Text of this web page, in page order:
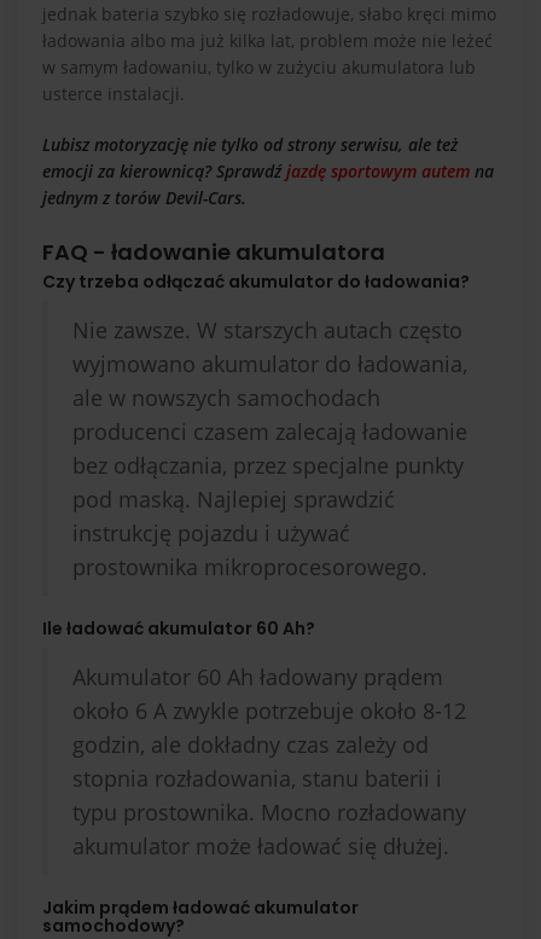
jednak bateria szybko się rozładowuje, słabo kręci mimo
ładowania albo ma już kilka lat, problem może nie leżeć
w samym ładowaniu, tylko w zużyciu akumulatora lub
usterce instalacji.
Lubisz motoryzację nie tylko od strony serwisu, ale też
emocji za kierownicą? Sprawdź jazdę sportowym autem na
jednym z torów Devil-Cars.
FAQ - ładowanie akumulatora
Czy trzeba odłączać akumulator do ładowania?
Nie zawsze. W starszych autach często
wyjmowano akumulator do ładowania,
ale w nowszych samochodach
producenci czasem zalecają ładowanie
bez odłączania, przez specjalne punkty
pod maską. Najlepiej sprawdzić
instrukcję pojazdu i używać
prostownika mikroprocesorowego.
Ile ładować akumulator 60 Ah?
Akumulator 60 Ah ładowany prądem
około 6 A zwykle potrzebuje około 8-12
godzin, ale dokładny czas zależy od
stopnia rozładowania, stanu baterii i
typu prostownika. Mocno rozładowany
akumulator może ładować się dłużej.
Jakim prądem ładować akumulator
samochodowy?